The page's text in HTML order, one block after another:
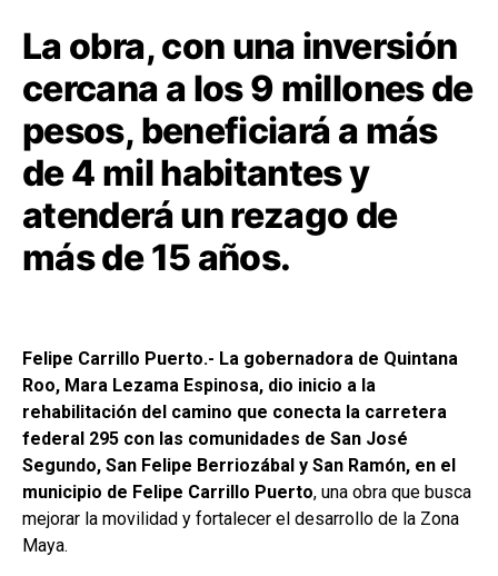
La obra, con una inversión
cercana a los 9 millones de
pesos, beneficiará a más
de 4 mil habitantes y
atenderá un rezago de
más de 15 años.
Felipe Carrillo Puerto.- La gobernadora de Quintana
Roo, Mara Lezama Espinosa, dio inicio a la
rehabilitación del camino que conecta la carretera
federal 295 con las comunidades de San José
Segundo, San Felipe Berriozábal y San Ramón, en el
municipio de Felipe Carrillo Puerto, una obra que busca
mejorar la movilidad y fortalecer el desarrollo de la Zona
Maya.